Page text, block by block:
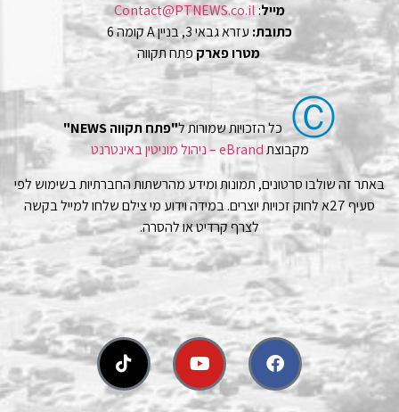
מייל:
Contact@PTNEWS.co.il
כתובת: עזרא גבאי 3, בניין A קומה 6
מטרו פארק פתח תקווה
Ⓒ כל הזכויות שמורות ל"פתח תקווה NEWS"
מקבוצתeBrand – ניהול מוניטין באינטרנט
באתר זה שולבו סרטונים, תמונות ומידע מהרשתות החברתיות בשימוש לפי
סעיף 27א לחוק זכויות יוצרים. במידה וידוע מי צילם שלחו למייל בקשה
לצרף קרדיט או להסרה.